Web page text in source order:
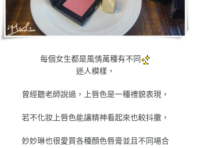
每個女生都是風情萬種有不同
迷人模樣，
曾經聽老師說過，上唇色是一種禮貌表現，
若不化妝上唇色能讓精神看起來也較抖擻，
妙妙琳也很愛買各種顏色唇膏並且不同場合